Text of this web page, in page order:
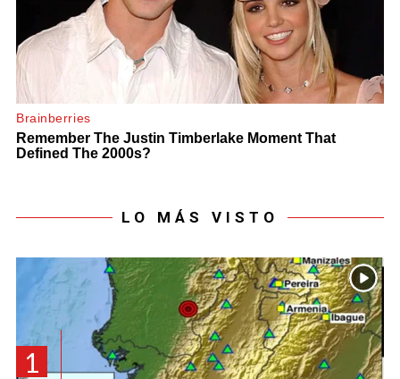
LO MÁS VISTO
1